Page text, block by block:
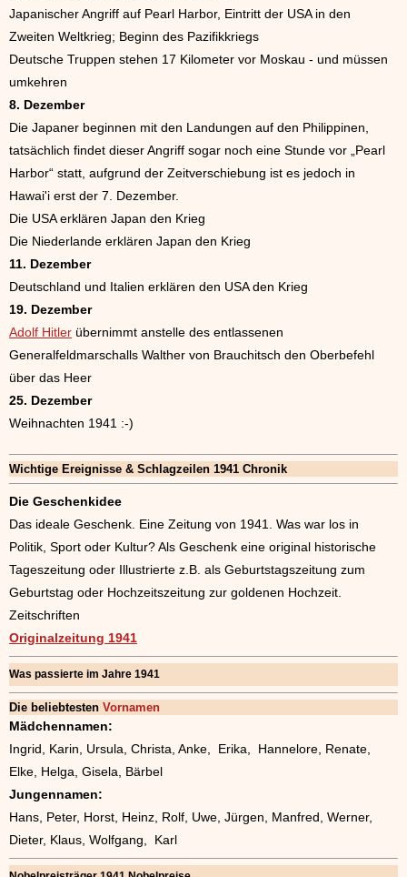
Japanischer Angriff auf Pearl Harbor, Eintritt der USA in den
Zweiten Weltkrieg; Beginn des Pazifikkriegs
Deutsche Truppen stehen 17 Kilometer vor Moskau - und müssen
umkehren
8. Dezember
Die Japaner beginnen mit den Landungen auf den Philippinen,
tatsächlich findet dieser Angriff sogar noch eine Stunde vor „Pearl
Harbor“ statt, aufgrund der Zeitverschiebung ist es jedoch in
Hawai'i erst der 7. Dezember.
Die USA erklären Japan den Krieg
Die Niederlande erklären Japan den Krieg
11. Dezember
Deutschland und Italien erklären den USA den Krieg
19. Dezember
Adolf Hitler übernimmt anstelle des entlassenen
Generalfeldmarschalls Walther von Brauchitsch den Oberbefehl
über das Heer
25. Dezember
Weihnachten 1941 :-)
Wichtige Ereignisse & Schlagzeilen 1941 Chronik
Die Geschenkidee
Das ideale Geschenk. Eine Zeitung von 1941. Was war los in
Politik, Sport oder Kultur? Als Geschenk eine original historische
Tageszeitung oder Illustrierte z.B. als Geburtstagszeitung zum
Geburtstag oder Hochzeitszeitung zur goldenen Hochzeit.
Zeitschriften
Originalzeitung 1941
Was passierte im Jahre 1941
Die beliebtesten Vornamen
Mädchennamen:
Ingrid, Karin, Ursula, Christa, Anke, Erika, Hannelore, Renate,
Elke, Helga, Gisela, Bärbel
Jungennamen:
Hans, Peter, Horst, Heinz, Rolf, Uwe, Jürgen, Manfred, Werner,
Dieter, Klaus, Wolfgang, Karl